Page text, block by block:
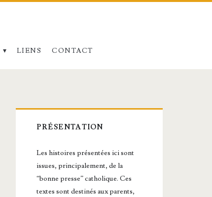
LIENS CONTACT
Barre
latérale
principale
PRÉSENTATION
Les histoires présentées ici sont
issues, principalement, de la
“bonne presse” catholique. Ces
textes sont destinés aux parents,